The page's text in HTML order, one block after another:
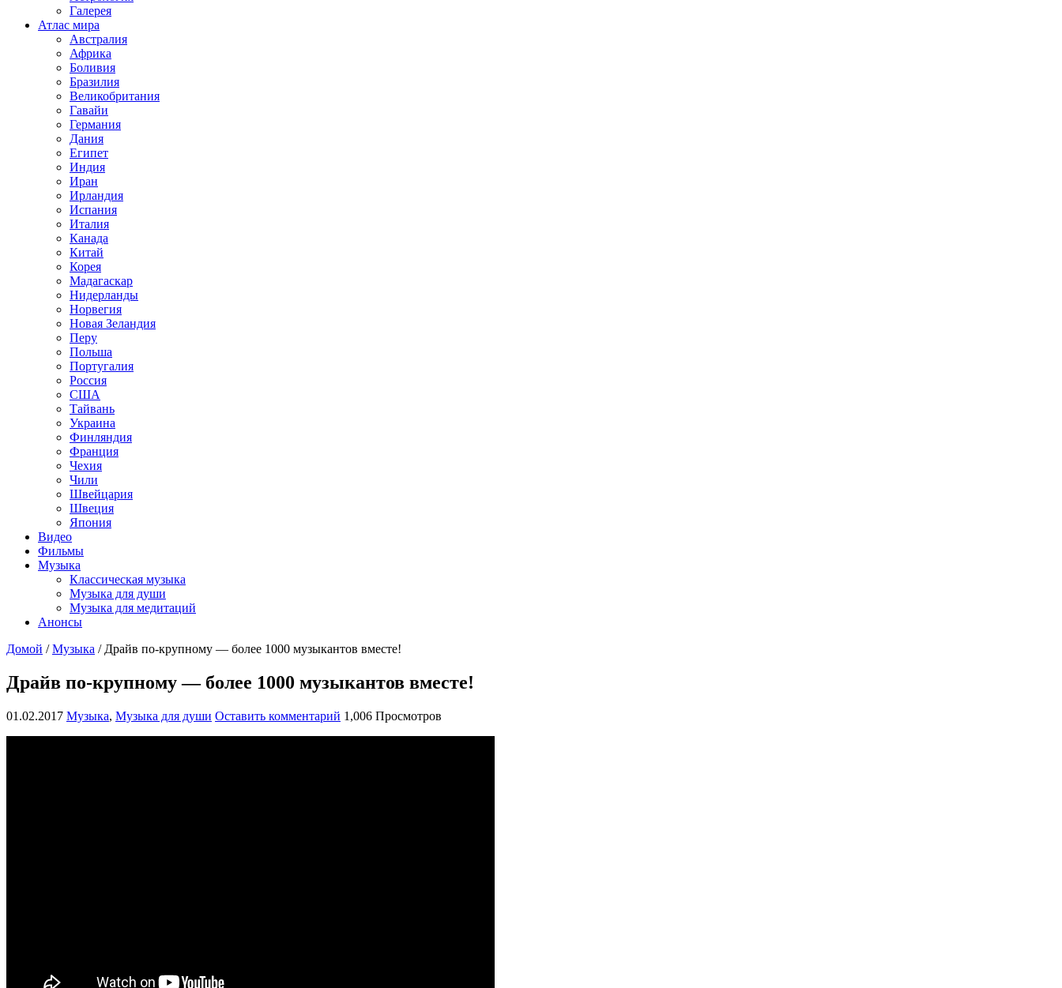
Галерея
Атлас мира
Австралия
Африка
Боливия
Бразилия
Великобритания
Гавайи
Германия
Дания
Египет
Индия
Иран
Ирландия
Испания
Италия
Канада
Китай
Корея
Мадагаскар
Нидерланды
Норвегия
Новая Зеландия
Перу
Польша
Португалия
Россия
США
Тайвань
Украина
Финляндия
Франция
Чехия
Чили
Швейцария
Швеция
Япония
Видео
Фильмы
Музыка
Классическая музыка
Музыка для души
Музыка для медитаций
Анонсы
Домой / Музыка / Драйв по-крупному — более 1000 музыкантов вместе!
Драйв по-крупному — более 1000 музыкантов вместе!
01.02.2017 Музыка, Музыка для души Оставить комментарий 1,006 Просмотров